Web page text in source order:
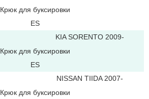
Крюк для буксировки
ES
KIA SORENTO 2009-
Крюк для буксировки
ES
NISSAN TIIDA 2007-
Крюк для буксировки